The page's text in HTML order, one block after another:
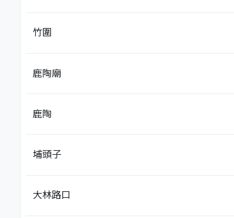
竹圍
鹿陶廟
鹿陶
埔頭子
大林路口